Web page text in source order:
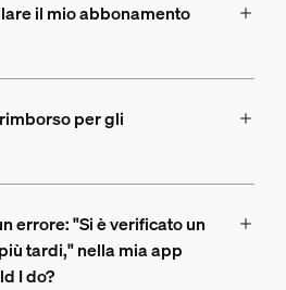
il mio abbonamento
per gli
errore: "Si è verificato un
tardi," nella mia app
I do?